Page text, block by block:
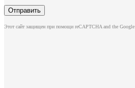
Этот сайт защищен при помощи reCAPTCHA and the Google